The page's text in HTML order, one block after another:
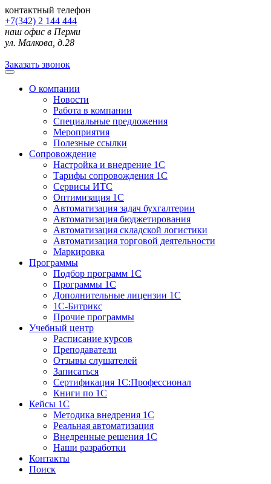
контактный телефон
+7(342) 2 144 444
наш офис в Перми
ул. Малкова, д.28
Заказать звонок
О компании
Новости
Работа в компании
Специальные предложения
Мероприятия
Полезные ссылки
Сопровождение
Настройка и внедрение 1С
Тарифы сопровождения 1С
Сервисы ИТС
Оптимизация 1С
Автоматизация задач бухгалтерии
Автоматизация бюджетирования
Автоматизация складской логистики
Автоматизация торговой деятельности
Маркировка
Программы
Подбор программ 1С
Программы 1С
Дополнительные лицензии 1С
1С-Битрикс
Прочие программы
Учебный центр
Расписание курсов
Преподаватели
Отзывы слушателей
Записаться
Сертификация 1С:Профессионал
Книги по 1С
Кейсы 1С
Методика внедрения 1С
Реальная автоматизация
Внедренные решения 1С
Наши разработки
Контакты
Поиск